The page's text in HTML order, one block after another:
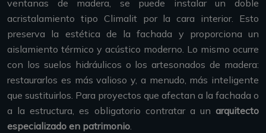
ventanas de madera, se puede instalar un doble
acristalamiento tipo Climalit por la cara interior. Esto
preserva la estética de la fachada y proporciona un
aislamiento térmico y acústico moderno. Lo mismo ocurre
con los suelos hidráulicos o los artesonados de madera:
restaurarlos es más valioso y, a menudo, más inteligente
que sustituirlos. Para proyectos que afectan a la fachada o
a la estructura, es obligatorio contratar a un arquitecto
especializado en patrimonio.